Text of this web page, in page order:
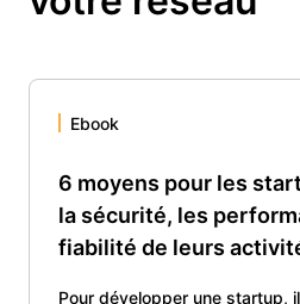
Ebook
6 moyens pour les
la sécurité, les
fiabilité de leurs
Pour développer une startup,